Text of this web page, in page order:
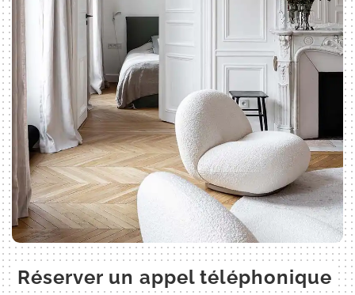
Réserver un appel téléphonique